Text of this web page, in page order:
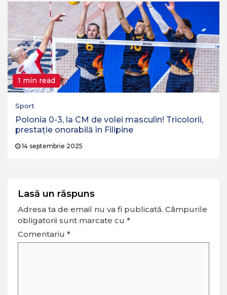
1 min read
Sport
Polonia 0-3, la CM de volei masculin! Tricolorii,
prestație onorabilă în Filipine
14 septembrie 2025
Lasă un răspuns
Adresa ta de email nu va fi publicată. Câmpurile
obligatorii sunt marcate cu *
Comentariu *